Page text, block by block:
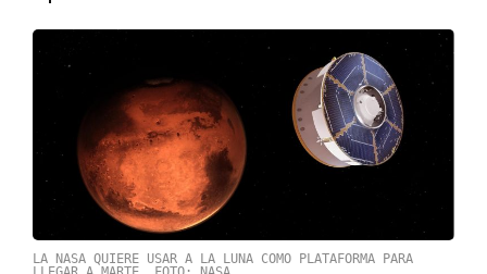
LA NASA QUIERE USAR A LA LUNA COMO PLATAFORMA PARA